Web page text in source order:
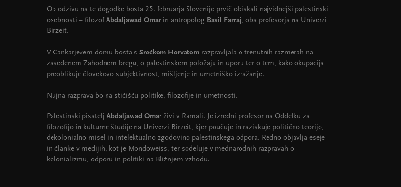
Ob odzivu na te dogodke bosta 25. februarja Slovenijo prvič obiskali najvidnejši palestinski
osebnosti – filozof Abdaljawad Omar in antropolog Basil Farraj, oba profesorja na Univerzi
Birzeit.
V Cankarjevem domu bosta s Srećkom Horvatom razpravljala o trenutnih razmerah na
zasedenem Zahodnem bregu, o palestinskem položaju in uporu ter o tem, kako okupacija
preoblikuje človekovo subjektivnost, mišljenje in umetniško izražanje.
Nujna razprava bo na stičišču politike, filozofije in umetnosti.
Palestinski pisatelj Abdaljawad Omar živi v Ramali. Je izredni profesor na Oddelku za
filozofijo in kulturne študije na Univerzi Birzeit, kjer poučuje in raziskuje politično teorijo,
dekolonialno misel in intelektualno zgodovino palestinskega odpora. Redno objavlja eseje
in članke v medijih, kot je Mondoweiss, ter sodeluje v mednarodnih razpravah o
kolonializmu, odporu in politiki na Bližnjem vzhodu.